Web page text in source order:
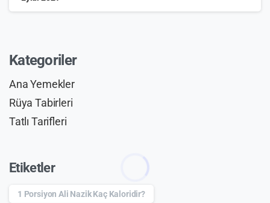
Kategoriler
Ana Yemekler
Rüya Tabirleri
Tatlı Tarifleri
Etiketler
1 Porsiyon Ali Nazik Kaç Kaloridir?